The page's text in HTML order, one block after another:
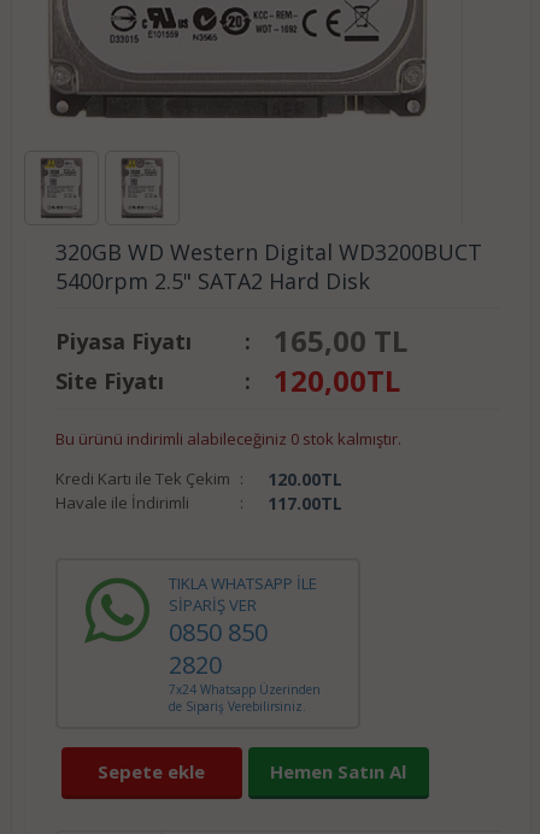
320GB WD Western Digital WD3200BUCT
5400rpm 2.5" SATA2 Hard Disk
Piyasa Fiyatı : 165,00 TL
Site Fiyatı : 120,00TL
Bu ürünü indirimli alabileceğiniz 0 stok kalmıştır.
Kredi Kartı ile Tek Çekim : 120.00TL
Havale ile İndirimli : 117.00TL
TIKLA WHATSAPP İLE
SİPARİŞ VER
0850 850
2820
7x24 Whatsapp Üzerinden
de Sipariş Verebilirsiniz.
Sepete ekle Hemen Satın Al